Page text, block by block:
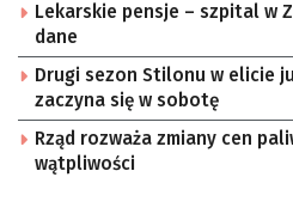
Lekarskie pensje – szpital w
dane
Drugi sezon Stilonu w elicie
zaczyna się w sobotę
Rząd rozważa zmiany cen
wątpliwości